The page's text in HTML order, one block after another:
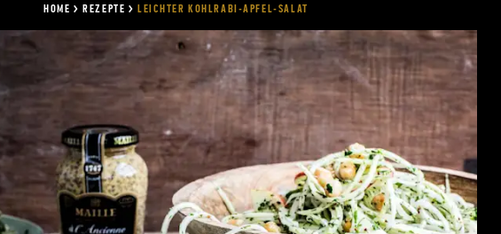
HOME >REZEPTE > LEICHTER KOHLRABI-APFEL-SALAT